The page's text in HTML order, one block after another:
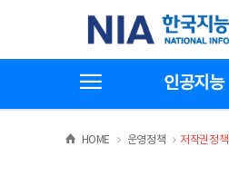
기
한국지능정보사회진흥원
인공지능
HOME >운영정책 >
저작권정책